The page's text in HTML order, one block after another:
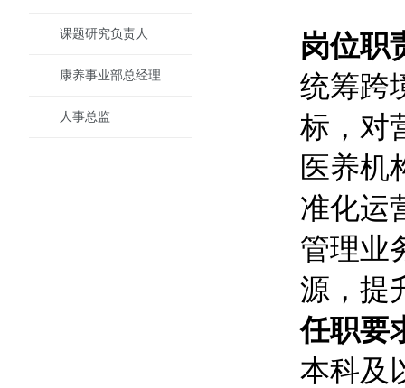
课题研究负责人
康养事业部总经理
人事总监
岗位职
统筹跨
标，对
医养机
准化运
管理业
源，提
任职要
本科及